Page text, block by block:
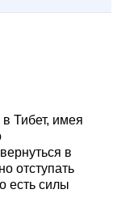
Тибет, имея
в
отступать
есть силы